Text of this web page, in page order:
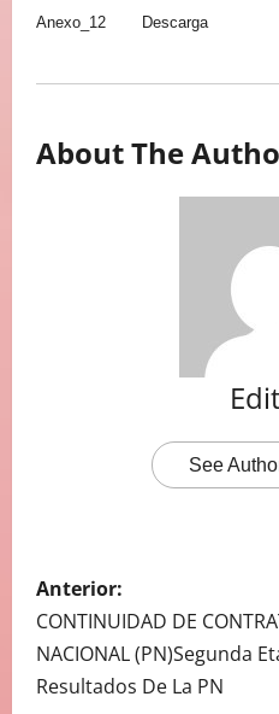
Anexo_12 Descarga
About The
See
N
A
V
Anterior:
CONTINUIDAD DE
NACIONAL (PN)Segunda
Resultados De La PN